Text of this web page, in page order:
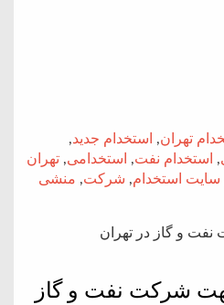
تهران, استخدام جدید,
, استخدام نفت, استخدامی, تهران
سایت استخدام, شرکت, منشی
و گاز در تهران
شرکت نفت و گاز